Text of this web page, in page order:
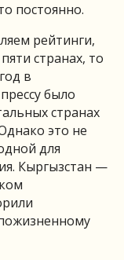
постоянно.
рейтинги,
странах, то
в
было
странах
это не
для
Кыргызстан —